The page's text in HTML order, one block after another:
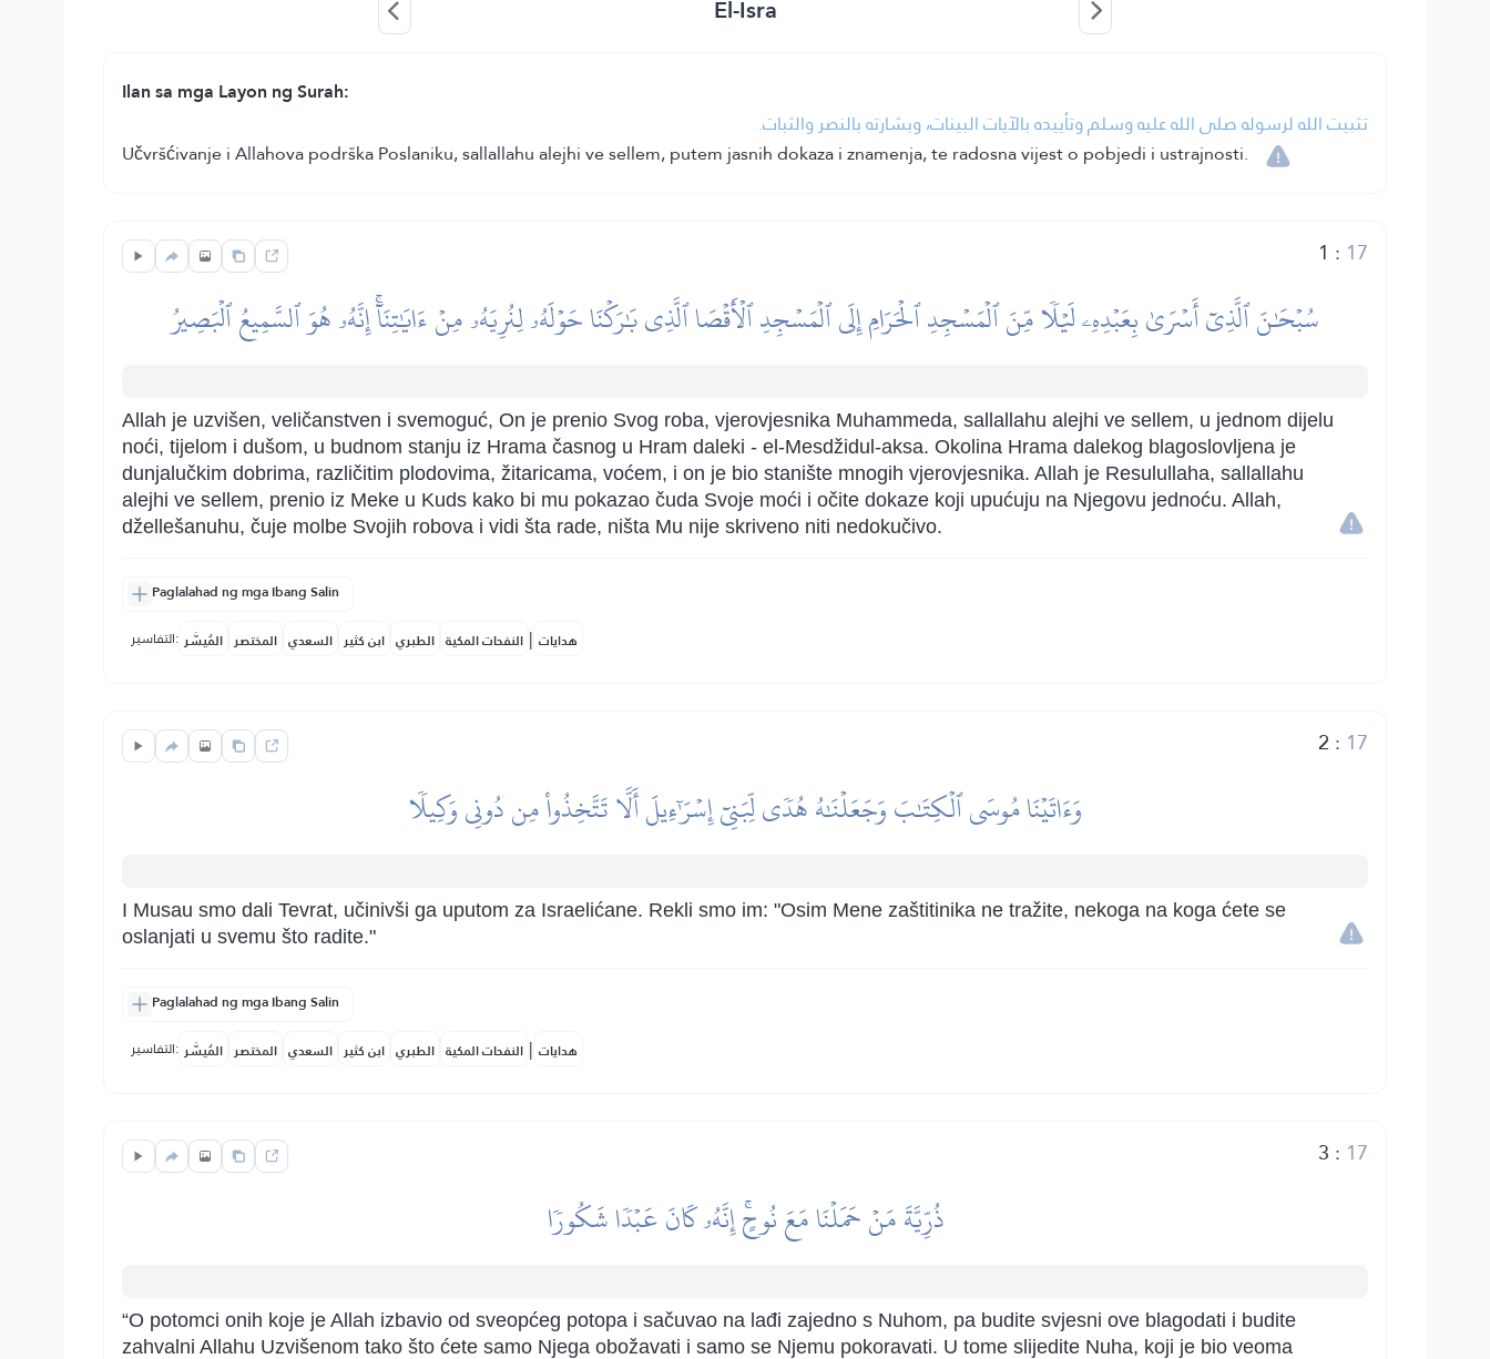
El-Isra
Ilan sa mga Layon ng Surah:
تثبيت الله لرسوله صلى الله عليه وسلم وتأييده بالآيات البينات، وبشارته بالنصر والثبات.
Učvršćivanje i Allahova podrška Poslaniku, sallallahu alejhi ve sellem, putem jasnih dokaza i znamenja, te radosna vijest o pobjedi i ustrajnosti.
1 : 17
سُبۡحَٰنَ ٱلَّذِيٓ أَسۡرَىٰ بِعَبۡدِهِۦ لَيۡلٗا مِّنَ ٱلۡمَسۡجِدِ ٱلۡحَرَامِ إِلَى ٱلۡمَسۡجِدِ ٱلۡأَقۡصَا ٱلَّذِي بَٰرَكۡنَا حَوۡلَهُۥ لِنُرِيَهُۥ مِنۡ ءَايَٰتِنَآۚ إِنَّهُۥ هُوَ ٱلسَّمِيعُ ٱلۡبَصِيرُ
Allah je uzvišen, veličanstven i svemoguć, On je prenio Svog roba, vjerovjesnika Muhammeda, sallallahu alejhi ve sellem, u jednom dijelu
noći, tijelom i dušom, u budnom stanju iz Hrama časnog u Hram daleki - el-Mesdžidul-aksa. Okolina Hrama dalekog blagoslovljena je
dunjalučkim dobrima, različitim plodovima, žitaricama, voćem, i on je bio stanište mnogih vjerovjesnika. Allah je Resulullaha, sallallahu
alejhi ve sellem, prenio iz Meke u Kuds kako bi mu pokazao čuda Svoje moći i očite dokaze koji upućuju na Njegovu jednoću. Allah,
džellešanuhu, čuje molbe Svojih robova i vidi šta rade, ništa Mu nije skriveno niti nedokučivo.
Paglalahad ng mga Ibang Salin
التفاسير: المُيسَّر المختصر السعدي ابن كثير الطبري النفحات المكية | هدايات
2 : 17
وَءَاتَيۡنَا مُوسَى ٱلۡكِتَٰبَ وَجَعَلۡنَٰهُ هُدٗى لِّبَنِيٓ إِسۡرَٰٓءِيلَ أَلَّا تَتَّخِذُواْ مِن دُونِي وَكِيلٗا
I Musau smo dali Tevrat, učinivši ga uputom za Israelićane. Rekli smo im: "Osim Mene zaštitinika ne tražite, nekoga na koga ćete se
oslanjati u svemu što radite."
Paglalahad ng mga Ibang Salin
التفاسير: المُيسَّر المختصر السعدي ابن كثير الطبري النفحات المكية | هدايات
3 : 17
ذُرِّيَّةَ مَنۡ حَمَلۡنَا مَعَ نُوحٍۚ إِنَّهُۥ كَانَ عَبۡدٗا شَكُورٗا
“O potomci onih koje je Allah izbavio od sveopćeg potopa i sačuvao na lađi zajedno s Nuhom, pa budite svjesni ove blagodati i budite
zahvalni Allahu Uzvišenom tako što ćete samo Njega obožavati i samo se Njemu pokoravati. U tome slijedite Nuha, koji je bio veoma